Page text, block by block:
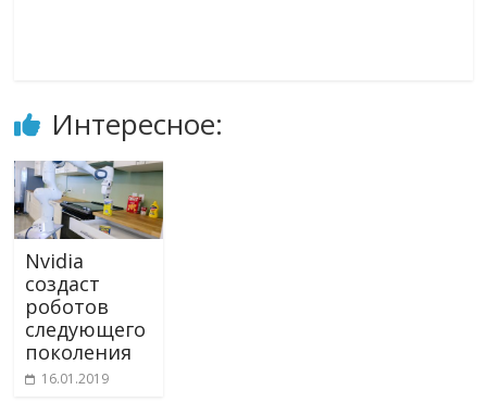
Интересное:
Nvidia
создаст
роботов
следующего
поколения
16.01.2019